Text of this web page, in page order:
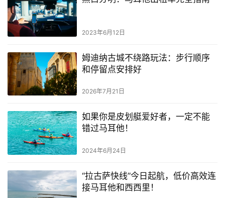
2023年6月12日
姆迪纳古城不绕路玩法：步行顺序
和停留点安排好
2026年7月21日
如果你是皮划艇爱好者，一定不能
错过马耳他！
2024年6月24日
“拉古萨快线”今日起航，低价高效连
接马耳他和西西里！